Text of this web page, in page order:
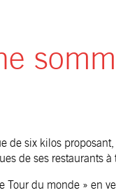
de six kilos proposant,
de ses restaurants à
Tour du monde » en